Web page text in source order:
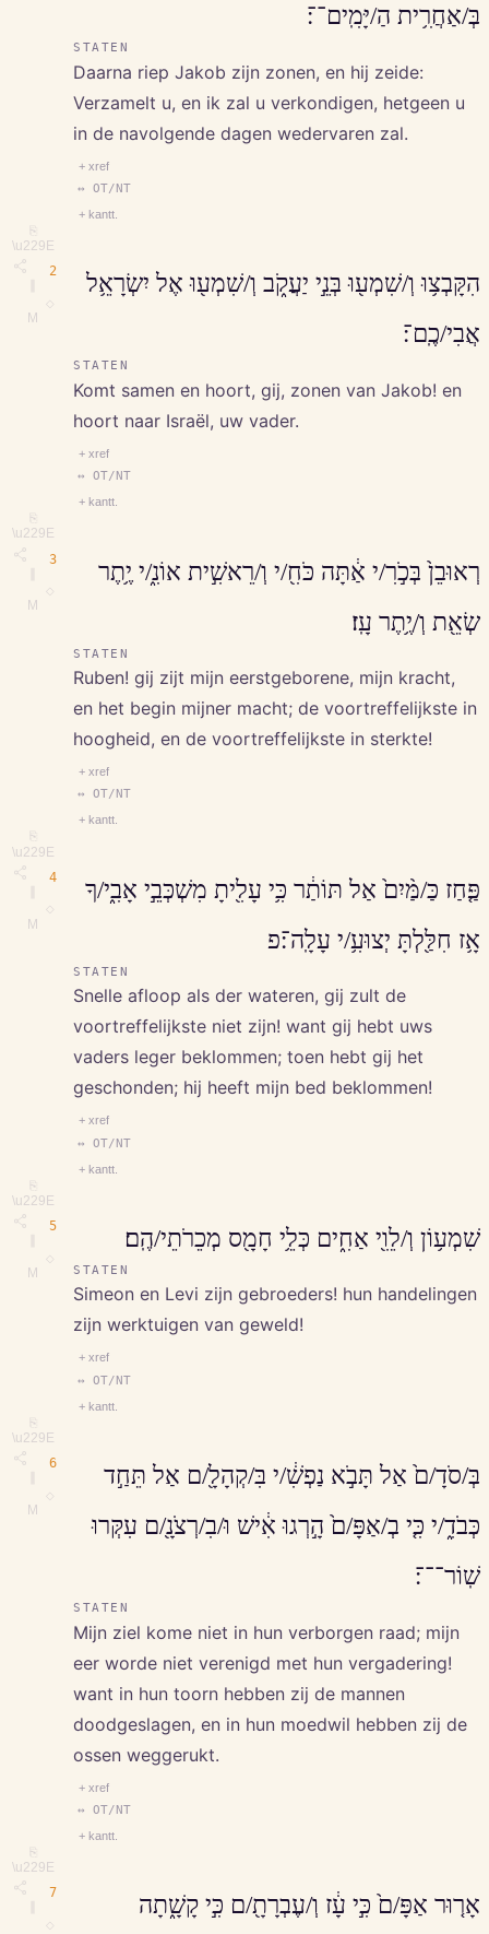
⎘
\u229E
M
בְּ/אַחֲרִ֥ית הַ/יָּמִֽים־־׃
STATEN
Daarna riep Jakob zijn zonen, en hij zeide:
Verzamelt u, en ik zal u verkondigen, hetgeen u
in de navolgende dagen wedervaren zal.
+ xref
↔ OT/NT
+ kantt.
2
⎘
\u229E
M
הִקָּבְצ֥וּ וְ/שִׁמְע֖וּ בְּנֵ֣י יַעֲקֹ֑ב וְ/שִׁמְע֖וּ אֶל יִשְׂרָאֵ֥ל
אֲבִי/כֶֽם־׃
STATEN
Komt samen en hoort, gij, zonen van Jakob! en
hoort naar Israël, uw vader.
+ xref
↔ OT/NT
+ kantt.
3
⎘
\u229E
M
רְאוּבֵן֙ בְּכֹ֣רִ/י אַ֔תָּה כֹּחִ֖/י וְ/רֵאשִׁ֣ית אוֹנִ֑/י יֶ֥תֶר
שְׂאֵ֖ת וְ/יֶ֥תֶר עָֽז׃
STATEN
Ruben! gij zijt mijn eerstgeborene, mijn kracht,
en het begin mijner macht; de voortreffelijkste in
hoogheid, en de voortreffelijkste in sterkte!
+ xref
↔ OT/NT
+ kantt.
4
⎘
\u229E
M
פַּ֤חַז כַּ/מַּ֨יִם֙ אַל תּוֹתַ֔ר כִּ֥י עָלִ֖יתָ מִשְׁכְּבֵ֣י אָבִ֑י/ךָ
אָ֥ז חִלַּ֖לְתָּ יְצוּעִ֥/י עָלָֽה־׃פ
STATEN
Snelle afloop als der wateren, gij zult de
voortreffelijkste niet zijn! want gij hebt uws
vaders leger beklommen; toen hebt gij het
geschonden; hij heeft mijn bed beklommen!
+ xref
↔ OT/NT
+ kantt.
5
⎘
\u229E
M
שִׁמְע֥וֹן וְ/לֵוִ֖י אַחִ֑ים כְּלֵ֥י חָמָ֖ס מְכֵרֹתֵי/הֶֽם׃
STATEN
Simeon en Levi zijn gebroeders! hun handelingen
zijn werktuigen van geweld!
+ xref
↔ OT/NT
+ kantt.
6
⎘
\u229E
בְּ/סֹדָ/ם֙ אַל תָּבֹ֣א נַפְשִׁ֔/י בִּ/קְהָלָ֖/ם אַל תֵּחַ֣ד
כְּבֹדִ֑/י כִּ֤י בְ/אַפָּ/ם֙ הָ֣רְגוּ אִ֔ישׁ וּ/בִ/רְצֹנָ֖/ם עִקְּרוּ
שֽׁוֹר־־־׃
STATEN
Mijn ziel kome niet in hun verborgen raad; mijn
eer worde niet verenigd met hun vergadering!
want in hun toorn hebben zij de mannen
doodgeslagen, en in hun moedwil hebben zij de
ossen weggerukt.
+ xref
↔ OT/NT
+ kantt.
7 אָר֤וּר אַפָּ/ם֙ כִּ֣י עָ֔ז וְ/עֶבְרָתָ֖/ם כִּ֣י קָשָׁ֑תָה